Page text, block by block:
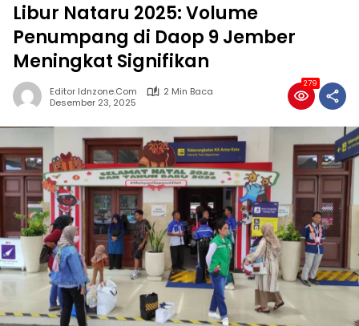
Libur Nataru 2025: Volume
Penumpang di Daop 9 Jember
Meningkat Signifikan
Editor Idnzone.com
2 Min Baca
Desember 23, 2025
279